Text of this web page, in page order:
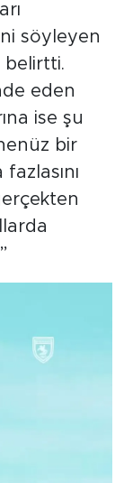
söyleyen
belirtti.
eden
ise şu
bir